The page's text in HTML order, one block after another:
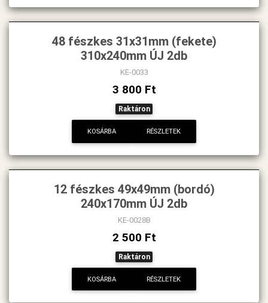
48 fészkes 31x31mm (fekete)
310x240mm ÚJ 2db
KE-0033
3 800 Ft
Raktáron
KOSÁRBA RÉSZLETEK
12 fészkes 49x49mm (bordó)
240x170mm ÚJ 2db
KE-0028B
2 500 Ft
Raktáron
KOSÁRBA RÉSZLETEK